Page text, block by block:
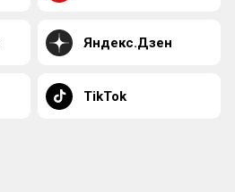
Яндекс.Дзен
TikTok